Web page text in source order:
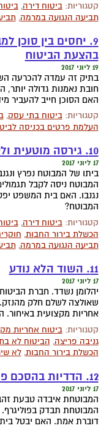
קטגוריות:ביטוח דירה,
תביעה הנגועה במרמה,
9. יחסים בין סוכן
בהצעת הביטוח
19 ליוני 2017
בתיק זה עמדה להכרעה
חובת נאמנות גדולה יותר,
האם הסוכן חייב להעביר
קטגוריות:ביטוח בתי עסק,
העלמת פרטים בכניסה
10. גירסה מוטעית ולא שקרית
17 ליוני 2017
ביתו של המבוטח נפרץ
המבוטח ניסה לקבל
נגנבו. האם בית המשפט
המבוטח?
קטגוריות:ביטוח דירה,
הכשלת בירור החבות,
תביעה הנגועה במרמה,
11. השוד הלא נודע
17 ליוני 2017
יהלומן נשדד. חברת
שאולצה לשלם חלק
אחריות מקצועית
קטגוריות:ביטוח אחריות
גניבה פריצה, הביטוח לא
הכשלת בירור החבות,לא
12. הדדיות בהסכם פוליגרף
17 ליוני 2017
המבוטחת איבדה טבעת
המבוטחת תבדק
דוברת אמת. האם יבטל